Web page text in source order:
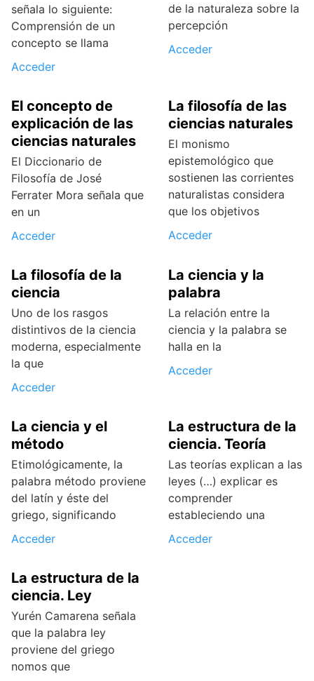
señala lo siguiente:
Comprensión de un
concepto se llama
Acceder
de la naturaleza sobre la
percepción
Acceder
El concepto de
explicación de las
ciencias naturales
El Diccionario de
Filosofía de José
Ferrater Mora señala que
en un
Acceder
La filosofía de las
ciencias naturales
El monismo
epistemológico que
sostienen las corrientes
naturalistas considera
que los objetivos
Acceder
La filosofía de la
ciencia
Uno de los rasgos
distintivos de la ciencia
moderna, especialmente
la que
Acceder
La ciencia y la
palabra
La relación entre la
ciencia y la palabra se
halla en la
Acceder
La ciencia y el
método
Etimológicamente, la
palabra método proviene
del latín y éste del
griego, significando
Acceder
La estructura de la
ciencia. Teoría
Las teorías explican a las
leyes (…) explicar es
comprender
estableciendo una
Acceder
La estructura de la
ciencia. Ley
Yurén Camarena señala
que la palabra ley
proviene del griego
nomos que